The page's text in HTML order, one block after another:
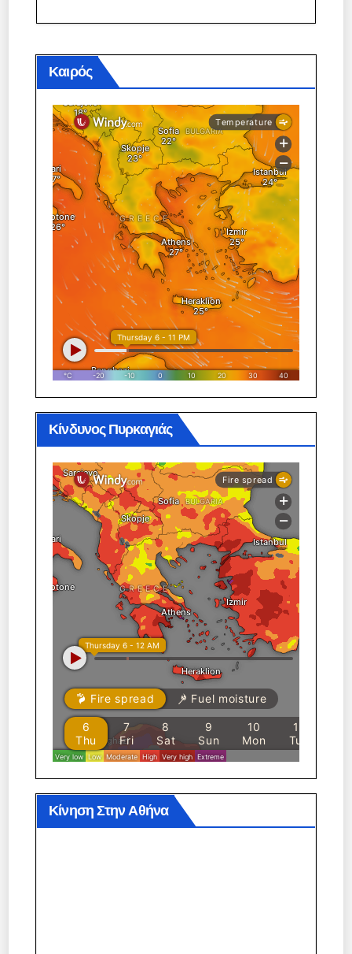
Καιρός
Κίνδυνος Πυρκαγιάς
Κίνηση Στην Αθήνα